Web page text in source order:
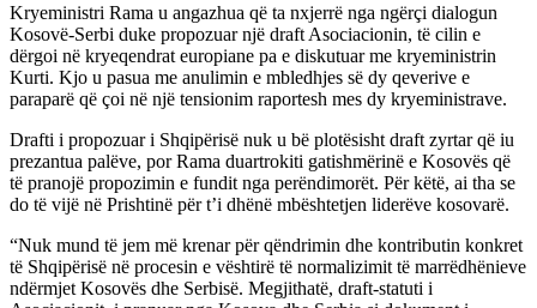
Kryeministri Rama u angazhua që ta nxjerrë nga ngërçi dialogun
Kosovë-Serbi duke propozuar një draft Asociacionin, të cilin e
dërgoi në kryeqendrat europiane pa e diskutuar me kryeministrin
Kurti. Kjo u pasua me anulimin e mbledhjes së dy qeverive e
paraparë që çoi në një tensionim raportesh mes dy kryeministrave.
Drafti i propozuar i Shqipërisë nuk u bë plotësisht draft zyrtar që iu
prezantua palëve, por Rama duartrokiti gatishmërinë e Kosovës që
të pranojë propozimin e fundit nga perëndimorët. Për këtë, ai tha se
do të vijë në Prishtinë për t’i dhënë mbështetjen liderëve kosovarë.
“Nuk mund të jem më krenar për qëndrimin dhe kontributin konkret
të Shqipërisë në procesin e vështirë të normalizimit të marrëdhënieve
ndërmjet Kosovës dhe Serbisë. Megjithatë, draft-statuti i